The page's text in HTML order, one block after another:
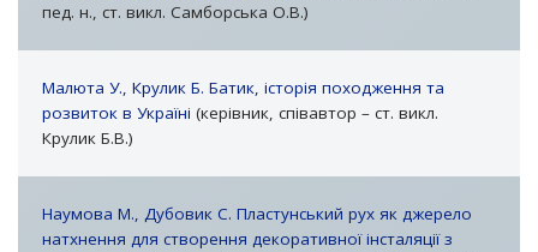
пед. н., ст. викл. Самборська О.В.)
Малюта У., Крулик Б. Батик, історія походження та
розвиток в Україні (керівник, співавтор – ст. викл.
Крулик Б.В.)
Наумова М., Дубовик С. Пластунський рух як джерело
натхнення для створення декоративної інсталяції з